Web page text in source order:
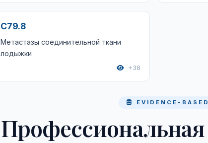
C79.8
Метастазы соединительной ткани
лодыжки
+38
EVIDENCE-BASED
Профессиональная